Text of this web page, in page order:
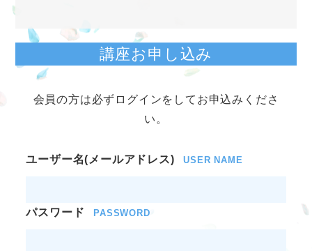
講座お申し込み
会員の方は必ずログインをしてお申込みくださ
い。
ユーザー名(メールアドレス) USER NAME
パスワード PASSWORD